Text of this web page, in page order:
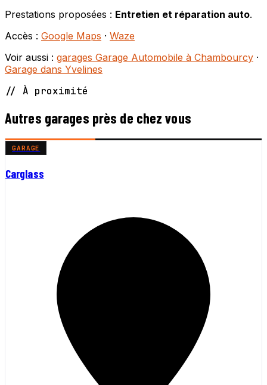
Prestations proposées : Entretien et réparation auto.
Accès : Google Maps · Waze
Voir aussi : garages Garage Automobile à Chambourcy ·
Garage dans Yvelines
// À proximité
Autres garages près de chez vous
GARAGE
Carglass